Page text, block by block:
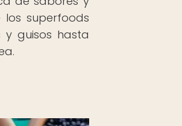
superfoods
guisos hasta